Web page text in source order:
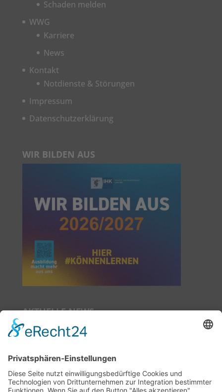
Schaden melden
WWG
Karriere
News
Kontakt
Notdienste & Störungen
Impressum
Datenschutzerklärung
WIR BILDEN AUS
AKTUELLE NEWS
Das neue Mietermagazin ist da!
Auszeit im Nachbarschaftszentrum
Niedergirmes-Veranstaltungsreihe 2026!